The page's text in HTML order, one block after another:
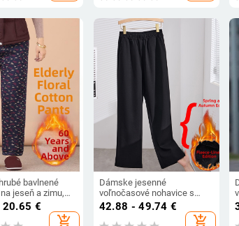
bavlnené
jeseň a zimu,
chenille látka,
€
add_shopping_cart
Dámske jesenné
voľnočasové nohavice s
vysokým pásom a rovným
strihom, viskózový materiál,
42.88 - 49.74 €
add_shopping_cart